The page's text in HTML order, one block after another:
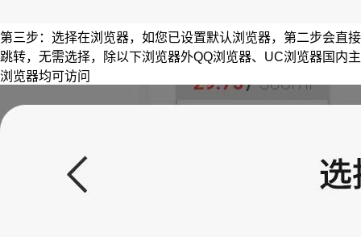
第三步：选择在浏览器，如您已设置默认浏览器，第二步会直接
跳转，无需选择，除以下浏览器外QQ浏览器、UC浏览器国内主
浏览器均可访问